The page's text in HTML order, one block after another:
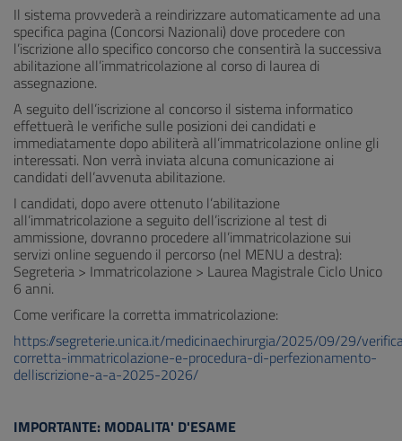
Il sistema provvederà a reindirizzare automaticamente ad una
specifica pagina (Concorsi Nazionali) dove procedere con
l’iscrizione allo specifico concorso che consentirà la successiva
abilitazione all’immatricolazione al corso di laurea di
assegnazione.
A seguito dell’iscrizione al concorso il sistema informatico
effettuerà le verifiche sulle posizioni dei candidati e
immediatamente dopo abiliterà all’immatricolazione online gli
interessati. Non verrà inviata alcuna comunicazione ai
candidati dell’avvenuta abilitazione.
I candidati, dopo avere ottenuto l’abilitazione
all’immatricolazione a seguito dell’iscrizione al test di
ammissione, dovranno procedere all’immatricolazione sui
servizi online seguendo il percorso (nel MENU a destra):
Segreteria > Immatricolazione > Laurea Magistrale Ciclo Unico
6 anni.
Come verificare la corretta immatricolazione:
https://segreterie.unica.it/medicinaechirurgia/2025/09/29/
corretta-immatricolazione-e-procedura-di-perfezionamento-
delliscrizione-a-a-2025-2026/
IMPORTANTE: MODALITA' D'ESAME